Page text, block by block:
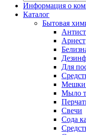
Информация о
Каталог
Бытовая
Арнест
Для
Мешки
Мыло
Свечи
Сода